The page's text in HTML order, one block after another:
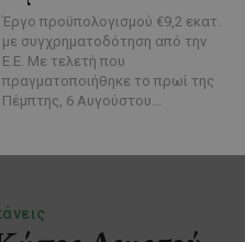
Έργο προϋπολογισμού €9,2 εκατ.
με συγχρηματοδότηση από την
Ε.Ε. Με τελετή που
πραγματοποιήθηκε το πρωί της
Πέμπτης, 6 Αυγούστου...